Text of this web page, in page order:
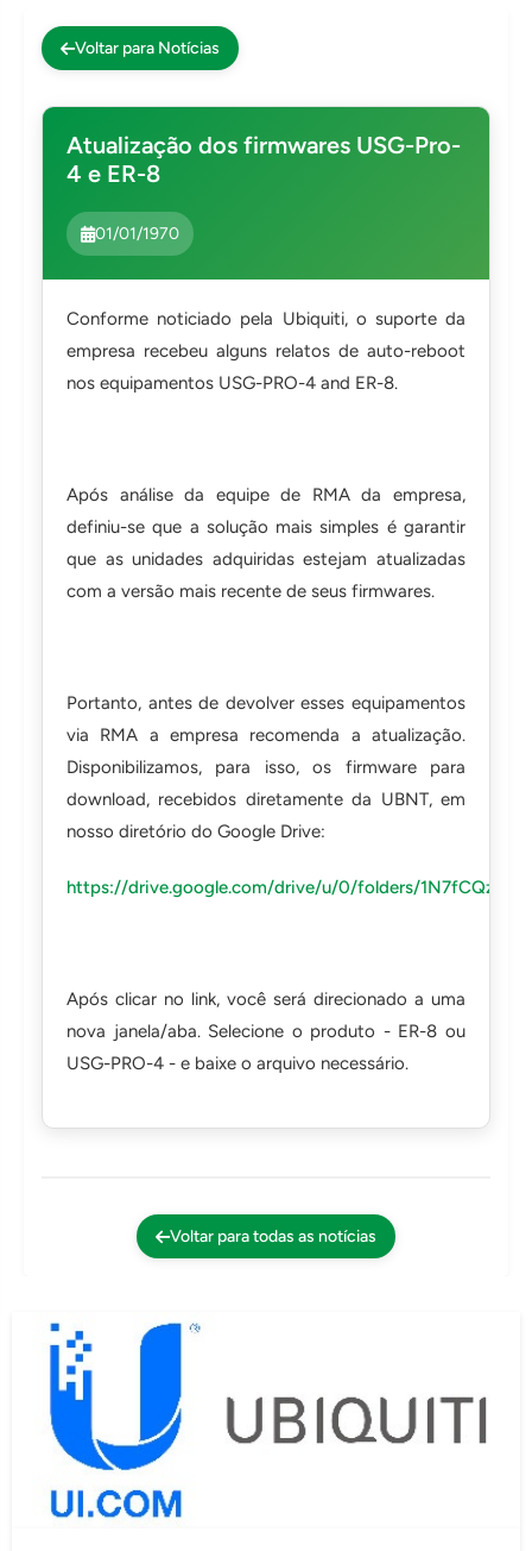
Impressoras
Onu Epon
Onu-Gpon-Gpon
Ont-Xpon
Voip
Ferramentas-Tools
Voltar para Notícias
Atualização dos firmwares USG-Pro-
4 e ER-8
01/01/1970
Conforme noticiado pela Ubiquiti, o suporte da
empresa recebeu alguns relatos de auto-reboot
nos equipamentos USG-PRO-4 and ER-8.
Após análise da equipe de RMA da empresa,
definiu-se que a solução mais simples é garantir
que as unidades adquiridas estejam atualizadas
com a versão mais recente de seus firmwares.
Portanto, antes de devolver esses equipamentos
via RMA a empresa recomenda a atualização.
Disponibilizamos, para isso, os firmware para
download, recebidos diretamente da UBNT, em
nosso diretório do Google Drive:
https://drive.google.com/drive/u/0/folders/
Após clicar no link, você será direcionado a uma
nova janela/aba. Selecione o produto - ER-8 ou
USG-PRO-4 - e baixe o arquivo necessário.
Voltar para todas as notícias